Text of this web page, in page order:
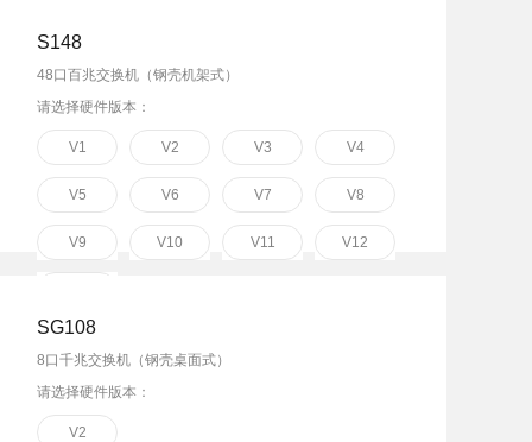
S148
48口百兆交换机（钢壳机架式）
请选择硬件版本：
V1 V2 V3 V4
V5 V6 V7 V8
V9 V10 V11 V12
SG108
8口千兆交换机（钢壳桌面式）
请选择硬件版本：
V2